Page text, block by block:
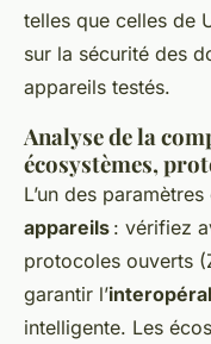
telles que celles de
sur la sécurité des
appareils testés.
Analyse de la
écosystèmes,
L’un des
appareils : vérifiez
protocoles ouverts
garantir l’
intelligente. Les